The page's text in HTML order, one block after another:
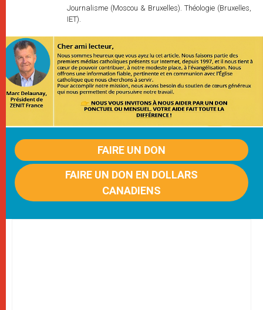
Journalisme (Moscou & Bruxelles). Théologie (Bruxelles,
IET).
FAIRE UN DON
FAIRE UN DON EN DOLLARS
CANADIENS